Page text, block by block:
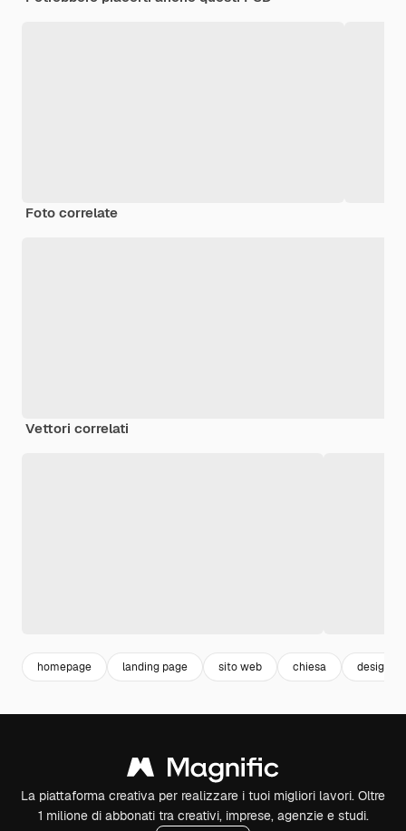
Foto correlate
Vettori correlati
homepage landing page sito web chiesa design
La piattaforma creativa per realizzare i tuoi migliori lavori. Oltre
1 milione di abbonati tra creativi, imprese, agenzie e studi.